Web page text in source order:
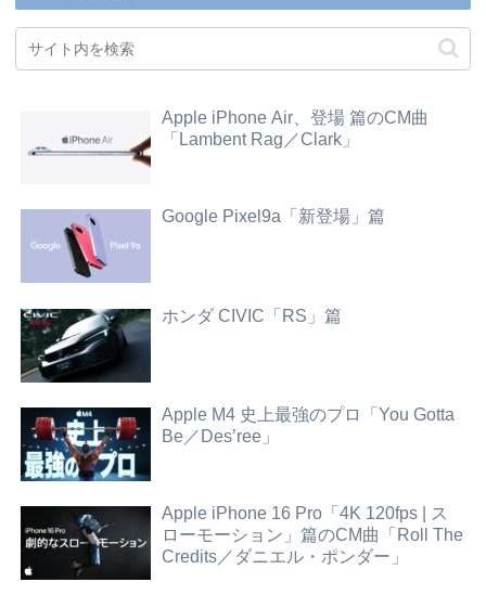
Apple iPhone Air、登場 篇のCM曲
「Lambent Rag／Clark」
Google Pixel9a「新登場」篇
ホンダ CIVIC「RS」篇
Apple M4 史上最強のプロ「You Gotta
Be／Des’ree」
Apple iPhone 16 Pro「4K 120fps | ス
ローモーション」篇のCM曲「Roll The
Credits／ダニエル・ポンダー」